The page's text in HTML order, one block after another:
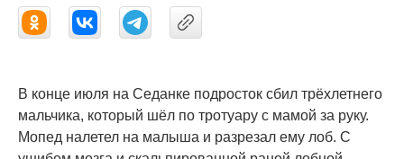
В конце июля на Седанке подросток сбил трёхлетнего
мальчика, который шёл по тротуару с мамой за руку.
Мопед налетел на малыша и разрезал ему лоб. С